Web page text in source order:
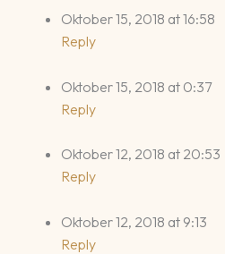
Oktober 15, 2018 at 16:58
Reply
Oktober 15, 2018 at 0:37
Reply
Oktober 12, 2018 at 20:53
Reply
Oktober 12, 2018 at 9:13
Reply